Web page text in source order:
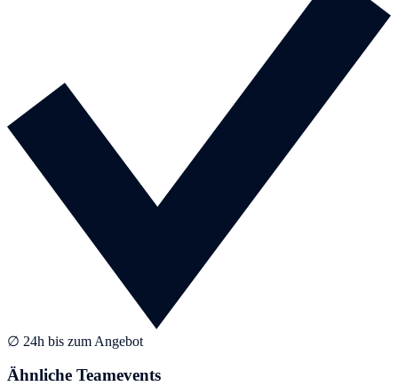
∅ 24h bis zum Angebot
Ähnliche Teamevents